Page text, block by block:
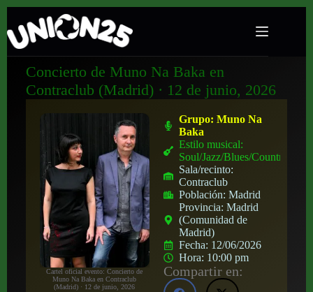
Concierto de Muno Na Baka en
Contraclub (Madrid) · 12 de junio, 2026
Cartel oficial evento: Concierto de
Muno Na Baka en Contraclub
(Madrid) · 12 de junio, 2026
Grupo:Muno Na
Baka
Estilo musical:
Soul/Jazz/Blues/Country
Sala/recinto:
Contraclub
Población:Madrid
Provincia:Madrid
(Comunidad de
Madrid)
Fecha: 12/06/2026
Hora: 10:00 pm
Compartir en: